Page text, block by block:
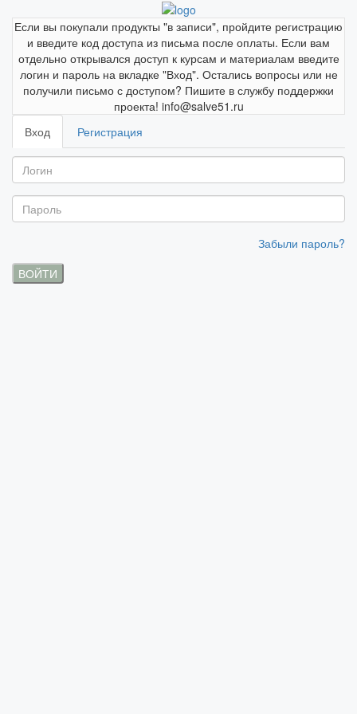
Если вы покупали продукты "в записи", пройдите регистрацию
и введите код доступа из письма после оплаты. Если вам
отдельно открывался доступ к курсам и материалам введите
логин и пароль на вкладке "Вход". Остались вопросы или не
получили письмо с доступом? Пишите в службу поддержки
проекта! info@salve51.ru
Вход
Регистрация
Забыли пароль?
ВОЙТИ